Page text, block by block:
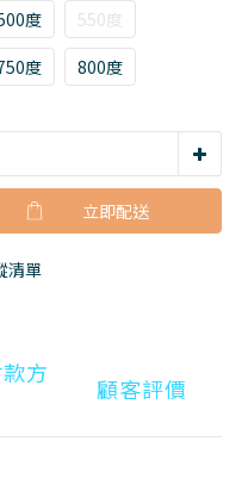
度
550度
度 800度
立即購買
清單
方
顧客評價